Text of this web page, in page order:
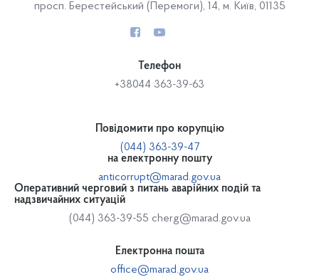
просп. Берестейський (Перемоги), 14, м. Київ, 01135
Телефон
+38044 363-39-63
Повідомити про корупцію
(044) 363-39-47
на електронну пошту
anticorrupt@marad.gov.ua
Оперативний черговий з питань аварійних подій та
надзвичайних ситуацій
(044) 363-39-55 cherg@marad.gov.ua
Електронна пошта
office@marad.gov.ua